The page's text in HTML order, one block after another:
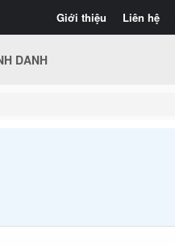
Giới thiệu Liên hệ
DANH